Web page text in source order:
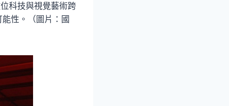
科技與視覺藝術跨
性。（圖片：國